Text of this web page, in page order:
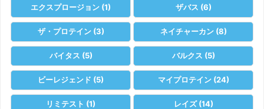
エクスプロージョン (1) ザバス (6)
ザ・プロテイン(3) ネイチャーカン(8)
バイタス (5) バルクス (5)
ビーレジェンド (5) マイプロテイン(24)
リミテスト (1) レイズ(14)